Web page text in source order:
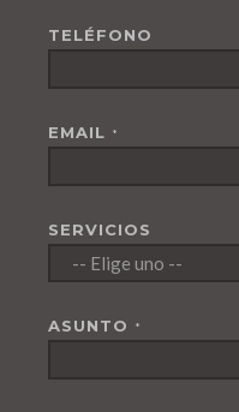
TELÉFONO
EMAIL *
SERVICIOS
ASUNTO *